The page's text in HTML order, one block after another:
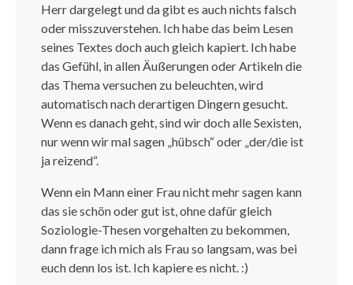
Herr dargelegt und da gibt es auch nichts falsch
oder misszuverstehen. Ich habe das beim Lesen
seines Textes doch auch gleich kapiert. Ich habe
das Gefühl, in allen Äußerungen oder Artikeln die
das Thema versuchen zu beleuchten, wird
automatisch nach derartigen Dingern gesucht.
Wenn es danach geht, sind wir doch alle Sexisten,
nur wenn wir mal sagen „hübsch“ oder „der/die ist
ja reizend“.
Wenn ein Mann einer Frau nicht mehr sagen kann
das sie schön oder gut ist, ohne dafür gleich
Soziologie-Thesen vorgehalten zu bekommen,
dann frage ich mich als Frau so langsam, was bei
euch denn los ist. Ich kapiere es nicht. :)